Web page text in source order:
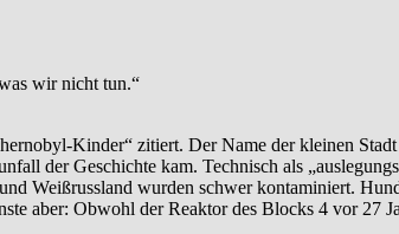
wir nicht tun.“
Kinder“ zitiert. Der Name der kleinen
der Geschichte kam. Technisch als
Weißrussland wurden schwer kontaminiert.
aber: Obwohl der Reaktor des Blocks 4 vor 27